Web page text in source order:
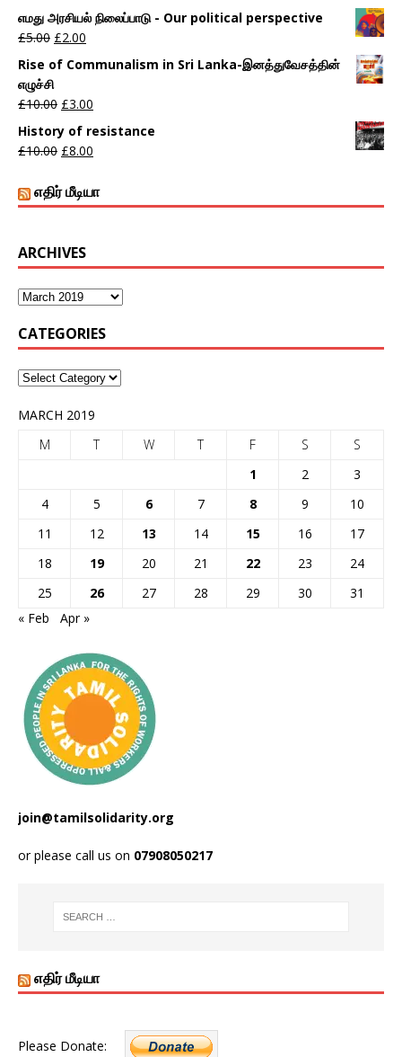
எமது அரசியல் நிலைப்பாடு - Our political perspective
£5.00 £2.00
Rise of Communalism in Sri Lanka-இனத்துவேசத்தின்
எழுச்சி
£10.00 £3.00
History of resistance
£10.00 £8.00
எதிர் மீடியா
ARCHIVES
CATEGORIES
MARCH 2019
M
T W T F S
S
1
2
3
4
5 6 7 8 9
10
11
12 13 14 15 16
17
18
19 20 21 22 23
24
25
26 27 28 29 30
31
« Feb
Apr »
join@tamilsolidarity.org
or please call us on 07908050217
எதிர் மீடியா
Please Donate: